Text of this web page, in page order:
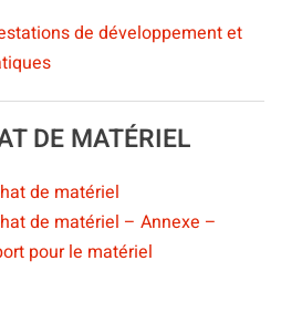
de développement et
DE MATÉRIEL
de matériel
de matériel – Annexe –
pour le matériel